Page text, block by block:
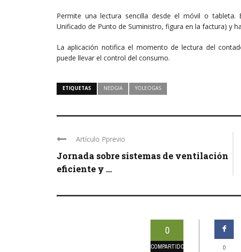
Permite una lectura sencilla desde el móvil o tableta.
Unificado de Punto de Suministro, figura en la factura) y
La aplicación notifica el momento de lectura del
puede llevar el control del consumo.
ETIQUETAS NEDGIA YOLEOGAS
Artículo Pprevio
Jornada sobre sistemas de ventilación
eficiente y ...
0
COMPARTIDOS 0